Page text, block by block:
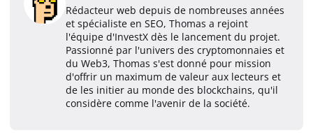
Rédacteur web depuis de nombreuses années
et spécialiste en SEO, Thomas a rejoint
l'équipe d'InvestX dès le lancement du projet.
Passionné par l'univers des cryptomonnaies et
du Web3, Thomas s'est donné pour mission
d'offrir un maximum de valeur aux lecteurs et
de les initier au monde des blockchains, qu'il
considère comme l'avenir de la société.